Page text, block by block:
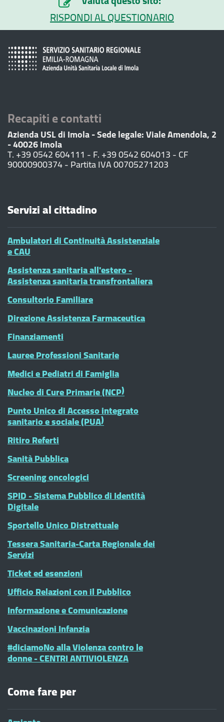
RISPONDI AL QUESTIONARIO
Recapiti e contatti
Azienda USL di Imola - Sede legale: Viale Amendola, 2
- 40026 Imola
T. +39 0542 604111 - F. +39 0542 604013 - CF
90000900374 - Partita IVA 00705271203
Servizi al cittadino
Ambulatori di Continuità Assistenziale
e CAU
Assistenza sanitaria all'estero -
Assistenza sanitaria transfrontaliera
Consultorio Familiare
Direzione Assistenza Farmaceutica
Finanziamenti
Lauree Professioni Sanitarie
Medici e Pediatri di Famiglia
Nucleo di Cure Primarie (NCP)
Punto Unico di Accesso integrato
sanitario e sociale (PUA)
Ritiro Referti
Sanità Pubblica
Screening oncologici
SPID - Sistema Pubblico di Identità
Digitale
Sportello Unico Distrettuale
Tessera Sanitaria-Carta Regionale dei
Servizi
Ticket ed esenzioni
Ufficio Relazioni con il Pubblico
Informazione e Comunicazione
Vaccinazioni Infanzia
#diciamoNo alla Violenza contro le
donne - CENTRI ANTIVIOLENZA
Come fare per